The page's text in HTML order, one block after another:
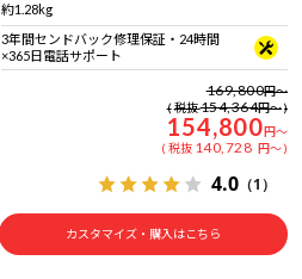
約1.28kg
3年間センドバック修理保証・24時間
×365日電話サポート
169,800円～
税抜154,364円～
154,800円～
税抜 140,728 円～
4.0 （1）
カスタマイズ・購入はこちら